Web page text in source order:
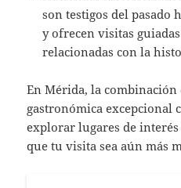
son testigos del pasado
y ofrecen visitas
relacionadas con la
En Mérida, la
gastronómica excepcional
explorar lugares de
que tu visita sea aún más